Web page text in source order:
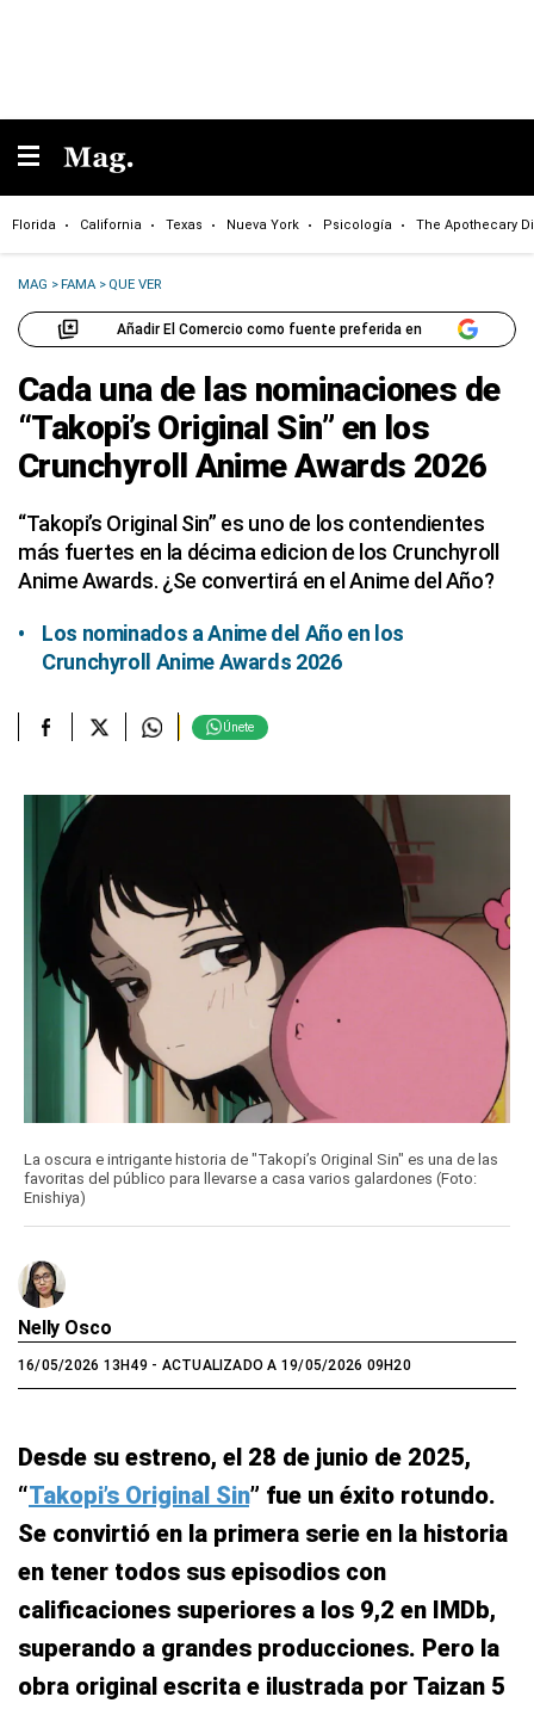
Florida California Texas Nueva York Psicología The Apothecary
MAG >FAMA > QUE VER
Añadir El Comercio como fuente preferida en
Cada una de las nominaciones de
“Takopi’s Original Sin” en los
Crunchyroll Anime Awards 2026
“Takopi’s Original Sin” es uno de los contendientes
más fuertes en la décima edicion de los Crunchyroll
Anime Awards. ¿Se convertirá en el Anime del Año?
Los nominados a Anime del Año en los
Crunchyroll Anime Awards 2026
Únete
La oscura e intrigante historia de "Takopi’s Original Sin" es una de las
favoritas del público para llevarse a casa varios galardones (Foto:
Enishiya)
Nelly Osco
16/05/2026 13H49 - ACTUALIZADO A 19/05/2026 09H20
Desde su estreno, el 28 de junio de 2025,
“Takopi’s Original Sin” fue un éxito rotundo.
Se convirtió en la primera serie en la historia
en tener todos sus episodios con
calificaciones superiores a los 9,2 en IMDb,
superando a grandes producciones. Pero la
obra original escrita e ilustrada por Taizan 5